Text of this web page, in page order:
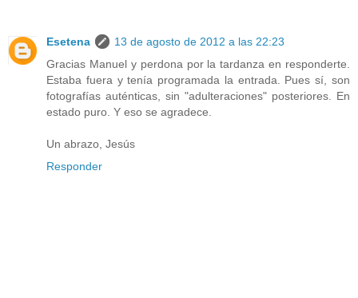
Esetena
13 de agosto de 2012 a las 22:23
Gracias Manuel y perdona por la tardanza en responderte.
Estaba fuera y tenía programada la entrada. Pues sí, son
fotografías auténticas, sin "adulteraciones" posteriores. En
estado puro. Y eso se agradece.
Un abrazo, Jesús
Responder